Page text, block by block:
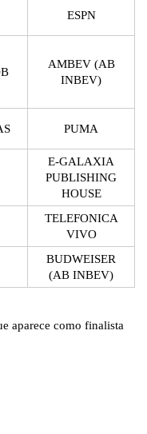
ESPN
AMBEV (AB
INBEV)
PUMA
E-GALAXIA
PUBLISHING
HOUSE
TELEFONICA
VIVO
BUDWEISER
(AB INBEV)
aparece como finalista